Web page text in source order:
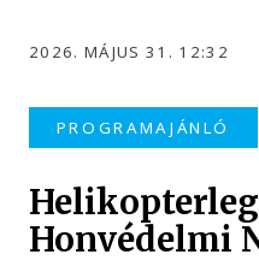
2026. MÁJUS 31. 12:32
PROGRAMAJÁNLÓ
Honvédelmi